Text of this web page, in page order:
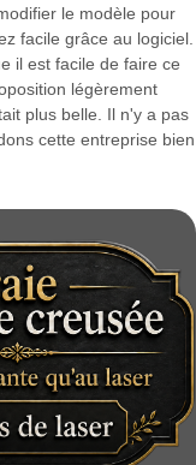
le modèle pour
facile grâce au logiciel.
il est facile de faire ce
légèrement
plus belle. Il n'y a pas
cette entreprise bien